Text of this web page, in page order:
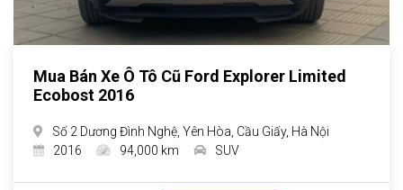
Mua Bán Xe Ô Tô Cũ Ford Explorer Limited
Ecobost 2016
Số 2 Dương Đình Nghệ, Yên Hòa, Cầu Giấy, Hà Nội
2016
94,000 km SUV